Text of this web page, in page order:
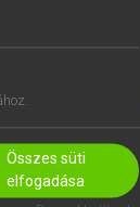
Összes süti
elfogadása